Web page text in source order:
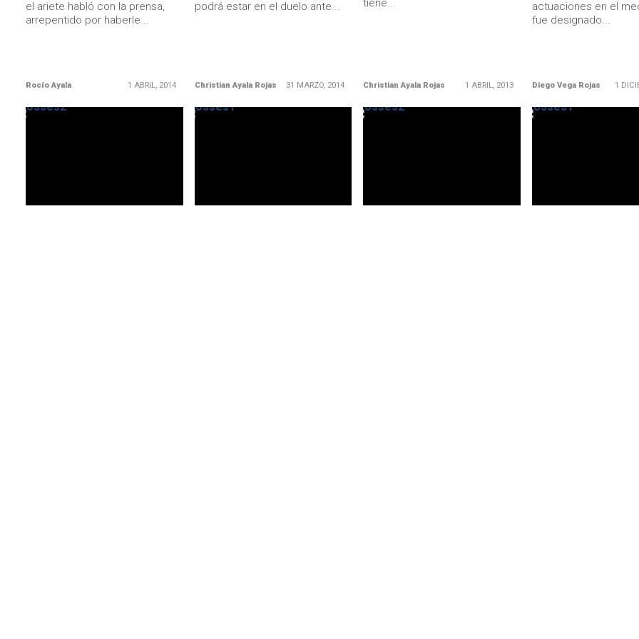
el ariete habló con la prensa,
arrepentido por haberle...
Rocío Ayala 1 ABRIL, 2014
podrá estar en el duelo ante...
Christian Ayala Rojas 31 MARZO, 2014
tiene...
Christian Ayala Rojas 1 ABRIL, 2013
actuaciones en el
fue designado...
Diego Vega Rojas 1